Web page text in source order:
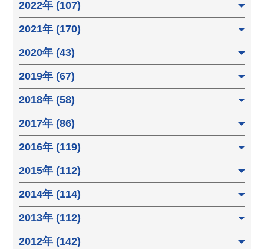
2022年 (107)
2021年 (170)
2020年 (43)
2019年 (67)
2018年 (58)
2017年 (86)
2016年 (119)
2015年 (112)
2014年 (114)
2013年 (112)
2012年 (142)